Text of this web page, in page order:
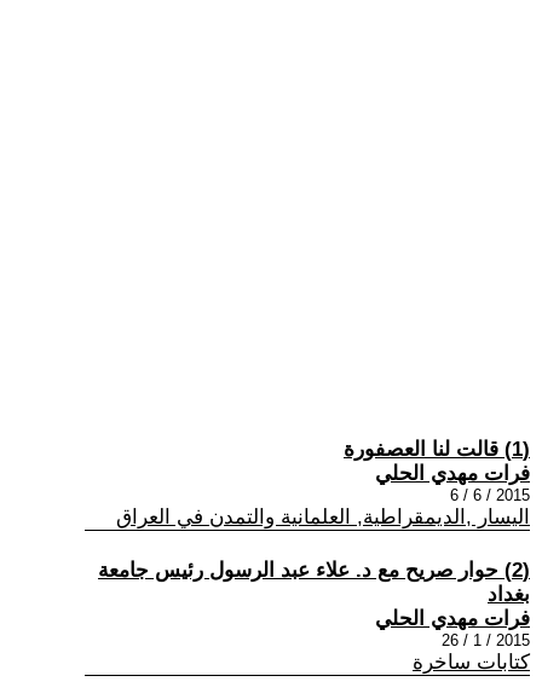
(1) قالت لنا العصفورة
فرات مهدي الحلي
2015 / 6 / 6
اليسار ,الديمقراطية, العلمانية والتمدن في العراق
(2) حوار صريح مع د. علاء عبد الرسول رئيس جامعة
بغداد
فرات مهدي الحلي
2015 / 1 / 26
كتابات ساخرة